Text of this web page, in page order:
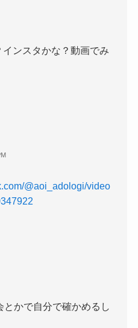
ンスタかな？動画でみ
@aoi_adologi/video
かで自分で確かめるし